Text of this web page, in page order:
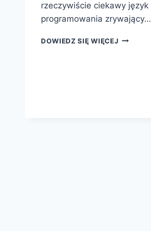
rzeczywiście ciekawy język
programowania zrywający…
DOWIEDZ SIĘ WIĘCEJ PYTHON